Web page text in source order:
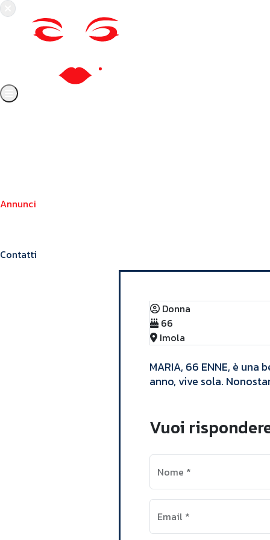
Annunci
Contatti
Donna
66
Imola
​MARIA, 66 ENNE, è
anno, vive sola.
Vuoi
Nome *
Email *